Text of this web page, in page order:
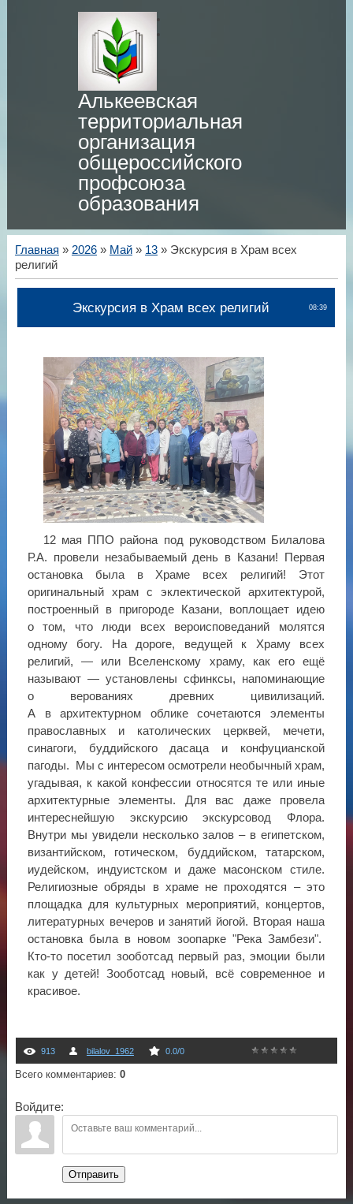
Алькеевская
территориальная
организация
общероссийского
профсоюза
образования
Главная » 2026 » Май » 13» Экскурсия в Храм всех
религий
08:39
Экскурсия в Храм всех религий
12 мая ППО района под руководством Билалова
Р.А. провели незабываемый день в Казани! Первая
остановка была в Храме всех религий! Этот
оригинальный храм с эклектической архитектурой,
построенный в пригороде Казани, воплощает идею
о том, что люди всех вероисповеданий молятся
одному богу. На дороге, ведущей к Храму всех
религий, — или Вселенскому храму, как его ещё
называют — установлены сфинксы, напоминающие
о верованиях древних цивилизаций.
А в архитектурном облике сочетаются элементы
православных и католических церквей, мечети,
синагоги, буддийского дасаца и конфуцианской
пагоды. Мы с интересом осмотрели необычный храм,
угадывая, к какой конфессии относятся те или иные
архитектурные элементы. Для вас даже провела
интереснейшую экскурсию экскурсовод Флора.
Внутри мы увидели несколько залов – в египетском,
византийском, готическом, буддийском, татарском,
иудейском, индуистском и даже масонском стиле.
Религиозные обряды в храме не проходятся – это
площадка для культурных мероприятий, концертов,
литературных вечеров и занятий йогой. Вторая наша
остановка была в новом зоопарке "Река Замбези".
Кто-то посетил зооботсад первый раз, эмоции были
как у детей! Зооботсад новый, всё современное и
красивое.
913 bilalov_1962 0.0/0
Всего комментариев: 0
Войдите:
Отправить